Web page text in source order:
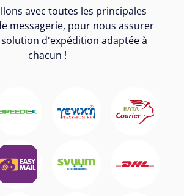
avec toutes les principales
messagerie, pour nous assurer
d'expédition adaptée à
chacun !